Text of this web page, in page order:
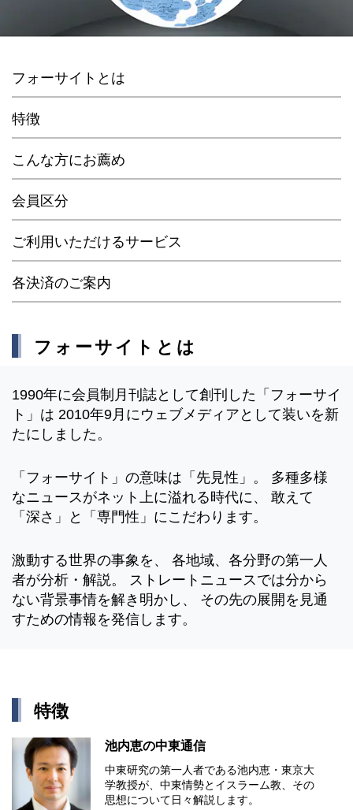
フォーサイトとは
特徴
こんな方にお薦め
会員区分
ご利用いただけるサービス
各決済のご案内
フォーサイトとは
1990年に会員制月刊誌として創刊した「フォーサイ
ト」は 2010年9月にウェブメディアとして装いを新
たにしました。
「フォーサイト」の意味は「先見性」。 多種多様
なニュースがネット上に溢れる時代に、 敢えて
「深さ」と「専門性」にこだわります。
激動する世界の事象を、 各地域、各分野の第一人
者が分析・解説。 ストレートニュースでは分から
ない背景事情を解き明かし、 その先の展開を見通
すための情報を発信します。
特徴
池内恵の中東通信
中東研究の第⼀⼈者である池内恵・東京⼤
学教授が、中東情勢とイスラーム教、その
思想について⽇々解説します。